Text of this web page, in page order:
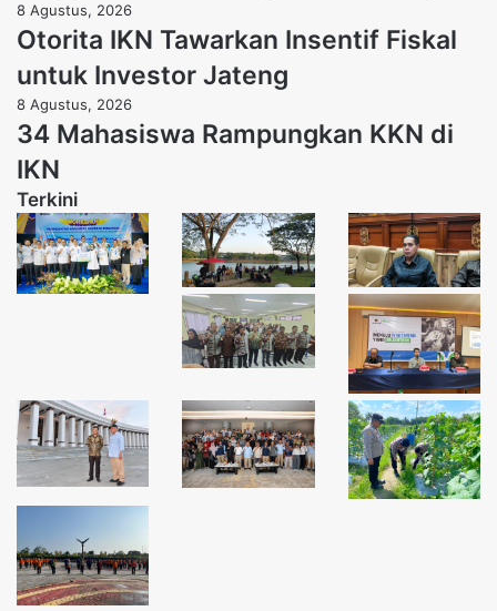
8 Agustus, 2026
Otorita IKN Tawarkan Insentif Fiskal
untuk Investor Jateng
8 Agustus, 2026
34 Mahasiswa Rampungkan KKN di
IKN
Terkini